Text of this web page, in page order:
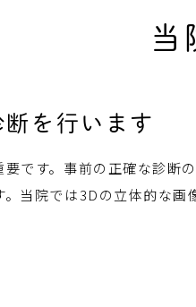
当
断を行います
です。事前の正確な診断
当院では3Dの立体的な画